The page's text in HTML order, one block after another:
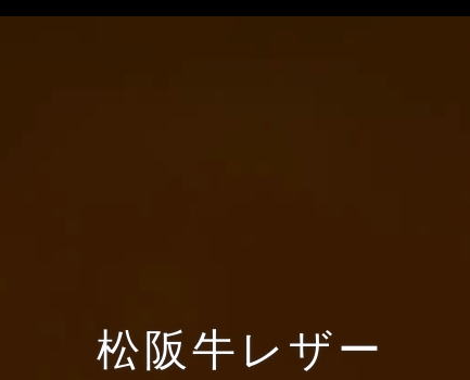
松阪牛レザー